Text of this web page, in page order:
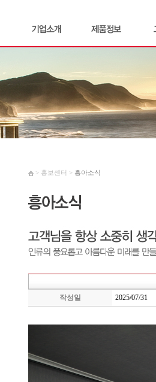
> 홍보센터 > 흥아소식
작성일 2025/07/31